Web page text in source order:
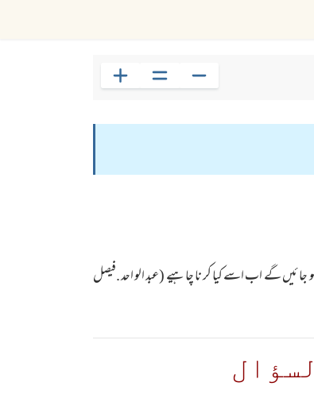
ئیں گے اب اسے کیا کر نا چا ہیے (عبد الو احد .فیصل